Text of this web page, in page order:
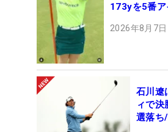
173yを5番ア
2026年8月7
石川遼
ィで
選落ち